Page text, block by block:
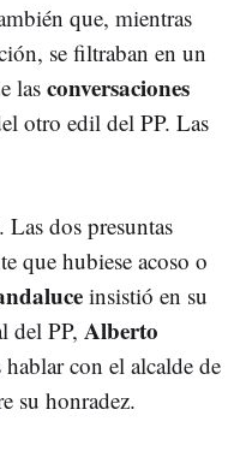
que, mientras
se filtraban en un
las conversaciones
otro edil del PP. Las
Las dos presuntas
que hubiese acoso o
insistió en su
del PP, Alberto
hablar con el alcalde de
su honradez.